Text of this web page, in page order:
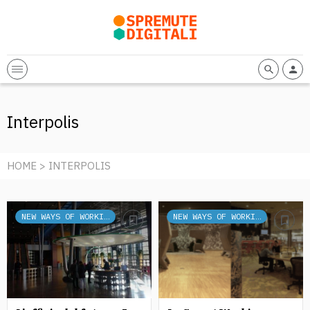
Interpolis
HOME > INTERPOLIS
NEW WAYS OF WORKING NEW WAYS OF WORKING